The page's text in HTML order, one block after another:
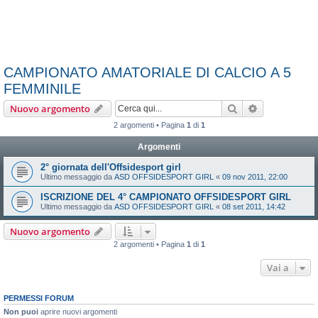
CAMPIONATO AMATORIALE DI CALCIO A 5
FEMMINILE
Nuovo argomento Cerca
2 argomenti • Pagina 1 di 1
Argomenti
2° giornata dell'Offsidesport girl
Ultimo messaggio da ASD OFFSIDESPORT GIRL « 09 nov 2011, 22:00
ISCRIZIONE DEL 4° CAMPIONATO OFFSIDESPORT GIRL
Ultimo messaggio da ASD OFFSIDESPORT GIRL « 08 set 2011, 14:42
Nuovo argomento
2 argomenti • Pagina 1 di 1
Vai a
PERMESSI FORUM
Non puoi aprire nuovi argomenti